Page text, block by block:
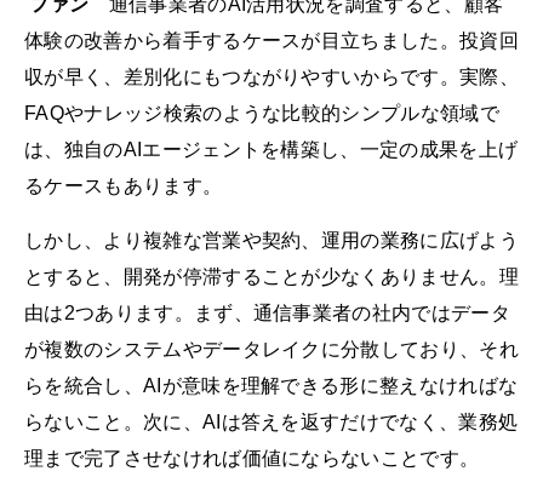
体験の改善から着手するケースが目立ちました。投資回
収が早く、差別化にもつながりやすいからです。実際、
FAQやナレッジ検索のような比較的シンプルな領域で
は、独自のAIエージェントを構築し、一定の成果を上げ
るケースもあります。
しかし、より複雑な営業や契約、運用の業務に広げよう
とすると、開発が停滞することが少なくありません。理
由は2つあります。まず、通信事業者の社内ではデータ
が複数のシステムやデータレイクに分散しており、それ
らを統合し、AIが意味を理解できる形に整えなければな
らないこと。次に、AIは答えを返すだけでなく、業務処
理まで完了させなければ価値にならないことです。